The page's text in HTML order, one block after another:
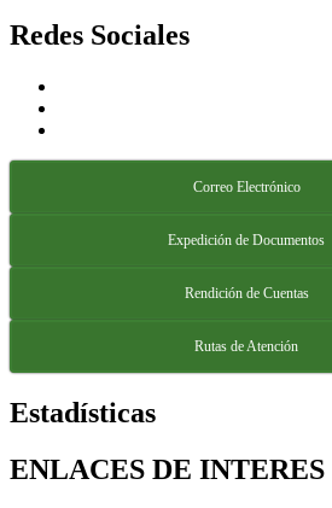
Redes Sociales
Correo Electrónico
Expedición de Documentos
Rendición de Cuentas
Rutas de Atención
Estadísticas
ENLACES DE INTERES